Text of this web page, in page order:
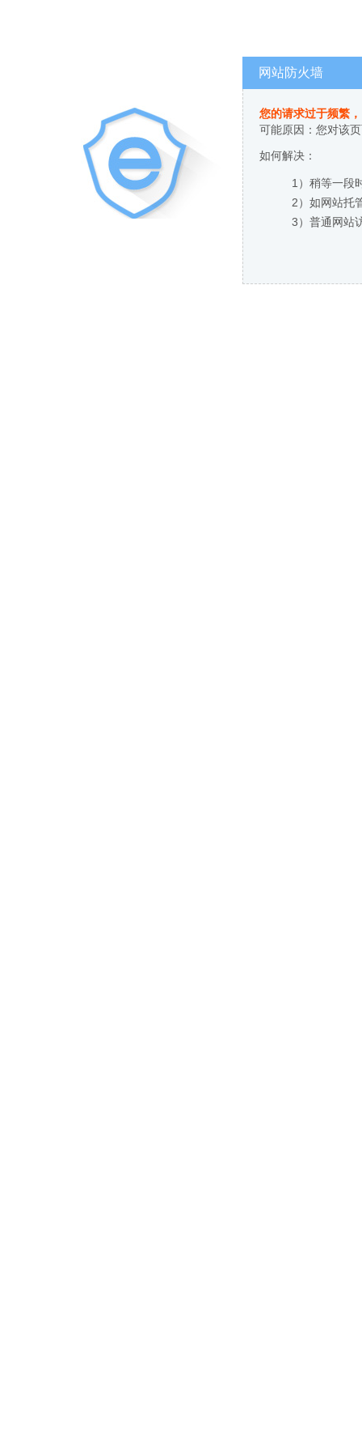
网站防火墙
您的请求过于频繁
可能原因：您对该
如何解决：
1）稍等一段
2）如网站托
3）普通网站